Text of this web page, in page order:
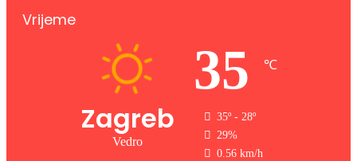
Vrijeme
Zagreb
Vedro
35 ℃
35º - 28º
29%
0.56 km/h